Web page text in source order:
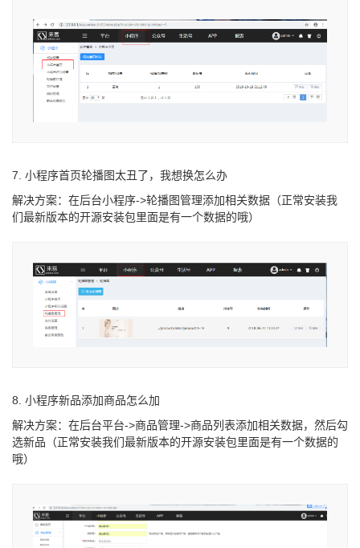
7. 小程序首页轮播图太丑了，我想换怎么办
解决方案：在后台小程序->轮播图管理添加相关数据（正常安装我
们最新版本的开源安装包里面是有一个数据的哦）
8. 小程序新品添加商品怎么加
解决方案：在后台平台->商品管理->商品列表添加相关数据，然后勾
选新品（正常安装我们最新版本的开源安装包里面是有一个数据的
哦）